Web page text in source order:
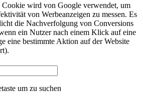
Cookie wird von Google verwendet, um
von Werbeanzeigen zu messen. Es
die Nachverfolgung von Conversions
ein Nutzer nach einem Klick auf eine
eine bestimmte Aktion auf der Website
um zu suchen